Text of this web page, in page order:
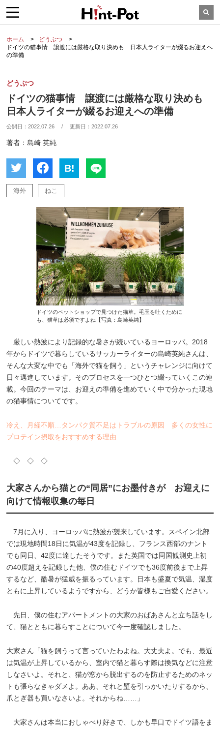
ホーム
どうぶつ
ドイツの猫事情 譲渡には厳格な取り決めも 日本人ライターが綴るお迎えへ
の準備
どうぶつ
ドイツの猫事情 譲渡には厳格な取り決めも
日本人ライターが綴るお迎えへの準備
公開日：2022.07.26 / 更新日：2022.07.26
著者：島崎 英純
B!
海外 ねこ
ドイツのペットショップで見つけた猫草。毛玉を吐くために
も、猫草は必須ですよね【写真：島崎英純】
厳しい熱波により記録的な暑さが続いているヨーロッパ。2018
年からドイツで暮らしているサッカーライターの島崎英純さんは、
そんな大変な中でも「海外で猫を飼う」というチャレンジに向けて
日々邁進しています。そのプロセスを一つひとつ綴っていくこの連
載。今回のテーマは、お迎えの準備を進めていく中で分かった現地
の猫事情についてです。
冷え、月経不順…タンパク質不足はトラブルの原因 多くの女性に
プロテイン摂取をおすすめする理由
◇ ◇ ◇
大家さんから猫との“同居”にお墨付きが お迎えに
向けて情報収集の毎日
7月に入り、ヨーロッパに熱波が襲来しています。スペイン北部
では現地時間18日に気温が43度を記録し、フランス西部のナント
でも同日、42度に達したそうです。また英国では同国観測史上初
の40度超えを記録した他、僕の住むドイツでも36度前後まで上昇
するなど、酷暑が猛威を振るっています。日本も盛夏で気温、湿度
ともに上昇しているようですから、どうか皆様もご自愛ください。
先日、僕の住むアパートメントの大家のおばあさんと立ち話をし
て、猫とともに暮らすことについて今一度確認しました。
大家さん「猫を飼うって言っていたわよね。大丈夫よ。でも、最近
は気温が上昇しているから、室内で猫と暮らす際は換気などに注意
しなさいよ。それと、猫が窓から脱出するのを防止するためのネッ
トも張らなきゃダメよ。ああ、それと壁を引っかいたりするから、
爪とぎ器も買いなさいよ。それからね……」
大家さんは本当におしゃべり好きで、しかも早口でドイツ語をま